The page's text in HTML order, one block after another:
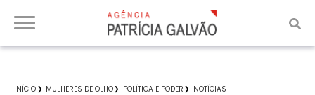
INÍCIO MULHERES DE OLHO POLÍTICA E PODER NOTÍCIAS